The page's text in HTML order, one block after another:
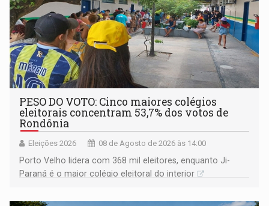
PESO DO VOTO: Cinco maiores colégios
eleitorais concentram 53,7% dos votos de
Rondônia
Eleições 2026 08 de Agosto de 2026 às 14:00
Porto Velho lidera com 368 mil eleitores, enquanto Ji-
Paraná é o maior colégio eleitoral do interior